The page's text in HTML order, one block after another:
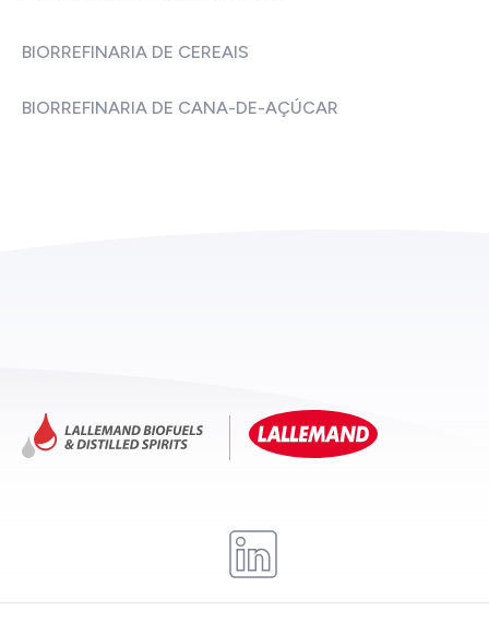
BIORREFINARIA DE CEREAIS
BIORREFINARIA DE CANA-DE-AÇÚCAR